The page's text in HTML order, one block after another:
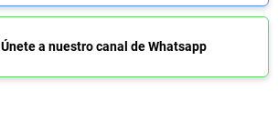
Únete a nuestro canal de Whatsapp